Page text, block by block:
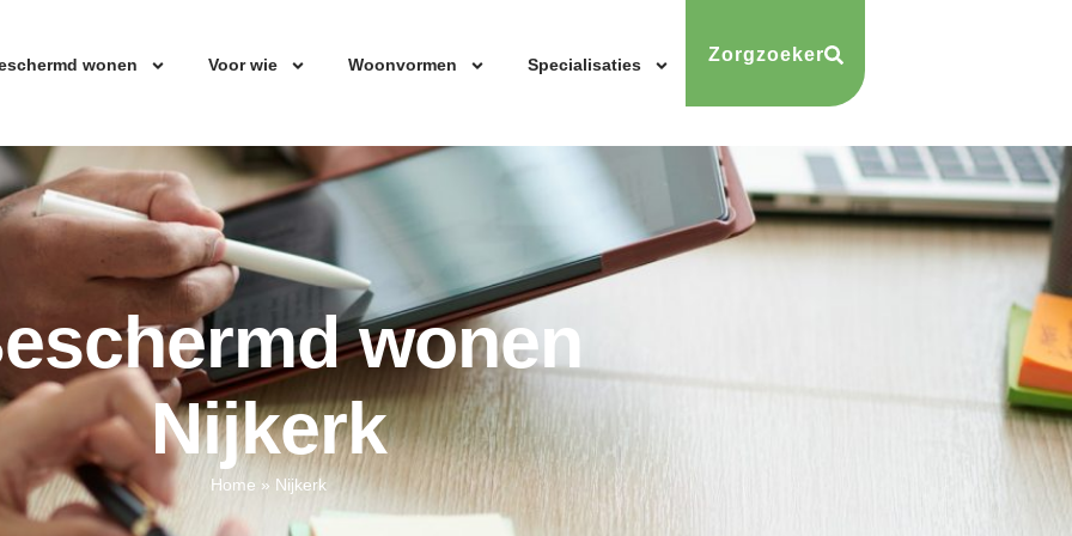
wonen Voor wie Woonvormen Specialisaties Zorgzoeker
wonen
Nijkerk
Home » Nijkerk